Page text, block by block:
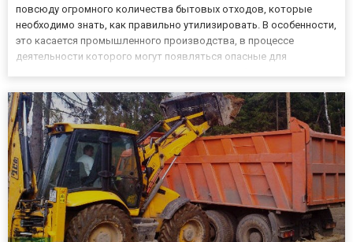
повсюду огромного количества бытовых отходов, которые
необходимо знать, как правильно утилизировать. В особенности,
это касается промышленного производства, в процессе
деятельности которого могут появляться опасные для
на сайте http...